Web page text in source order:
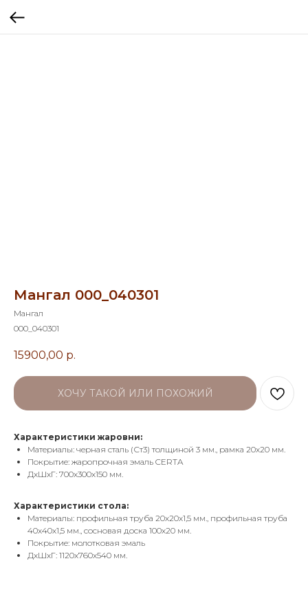
Мангал 000_040301
Мангал
000_040301
15900,00 р.
ХОЧУ ТАКОЙ ИЛИ ПОХОЖИЙ
Характеристики жаровни:
Материалы: черная сталь (Ст3) толщиной 3 мм., рамка 20х20 мм.
Покрытие: жаропрочная эмаль CERTA
ДхШхГ: 700х300х150 мм.
Характеристики стола:
Материалы: профильная труба 20х20х1,5 мм., профильная труба
40х40х1,5 мм., сосновая доска 100х20 мм.
Покрытие: молотковая эмаль
ДхШхГ: 1120х760х540 мм.